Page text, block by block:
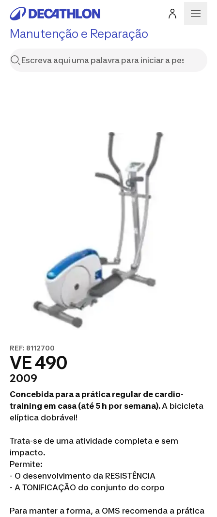
Manutenção e Reparação
REF: 8112700
VE 490
2009
Concebida para a prática regular de cardio-
training em casa (até 5 h por semana).A bicicleta
elíptica dobrável!
Trata-se de uma atividade completa e sem
impacto.
Permite:
- O desenvolvimento da RESISTÊNCIA
- A TONIFICAÇÃO do conjunto do corpo
Para manter a forma, a OMS recomenda a prática